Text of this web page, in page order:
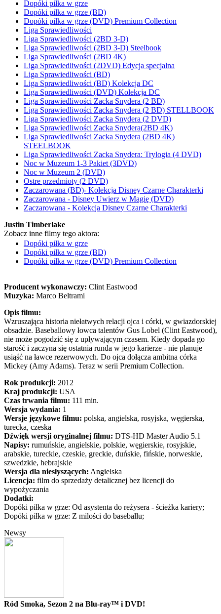
Dopóki piłka w grze
Dopóki piłka w grze (BD)
Dopóki piłka w grze (DVD) Premium Collection
Liga Sprawiedliwości
Liga Sprawiedliwości (2BD 3-D)
Liga Sprawiedliwości (2BD 3-D) Steelbook
Liga Sprawiedliwości (2BD 4K)
Liga Sprawiedliwości (2DVD) Edycja specjalna
Liga Sprawiedliwości (BD)
Liga Sprawiedliwości (BD) Kolekcja DC
Liga Sprawiedliwości (DVD) Kolekcja DC
Liga Sprawiedliwości Zacka Snydera (2 BD)
Liga Sprawiedliwości Zacka Snydera (2 BD) STELLBOOK
Liga Sprawiedliwości Zacka Snydera (2 DVD)
Liga Sprawiedliwości Zacka Snydera(2BD 4K)
Liga Sprawiedliwości Zacka Snydera (2BD 4K)
STEELBOOK
Liga Sprawiedliwości Zacka Snydera: Trylogia (4 DVD)
Noc w Muzeum 1-3 Pakiet (3DVD)
Noc w Muzeum 2 (DVD)
Ostre przedmioty (2 DVD)
Zaczarowana (BD)- Kolekcja Disney Czarne Charakterki
Zaczarowana - Disney Uwierz w Magię (DVD)
Zaczarowana - Kolekcja Disney Czarne Charakterki
Justin Timberlake
Zobacz inne filmy tego aktora:
Dopóki piłka w grze
Dopóki piłka w grze (BD)
Dopóki piłka w grze (DVD) Premium Collection
Producent wykonawczy: Clint Eastwood
Muzyka: Marco Beltrami
Opis filmu:
Wzruszająca historia niełatwych relacji ojca i córki, w gwiazdorskiej
obsadzie. Baseballowy łowca talentów Gus Lobel (Clint Eastwood),
nie może pogodzić się z upływającym czasem. Kiedy dopada go
starość i zaczyna się ostatnia runda w jego karierze - nie planuje
usiąść na ławce rezerwowych. Do ojca dołącza ambitna córka
Mickey (Amy Adams). Teraz w serii Premium Collection.
Rok produkcji: 2012
Kraj produkcji: USA
Czas trwania filmu: 111 min.
Wersja wydania: 1
Wersje językowe filmu: polska, angielska, rosyjska, węgierska,
turecka, czeska
Dźwięk wersji oryginalnej filmu: DTS-HD Master Audio 5.1
Napisy: rumuńskie, angielskie, polskie, węgierskie, rosyjskie,
arabskie, tureckie, czeskie, greckie, duńskie, fińskie, norweskie,
szwedzkie, hebrajskie
Wersja dla niesłyszących: Angielska
Licencja: film do sprzedaży detalicznej bez licencji do
wypożyczania
Dodatki:
Dopóki piłka w grze: Od asystenta do reżysera - ścieżka kariery;
Dopóki piłka w grze: Z milości do baseballu;
Newsy
Ród Smoka, Sezon 2 na Blu-ray™ i DVD!